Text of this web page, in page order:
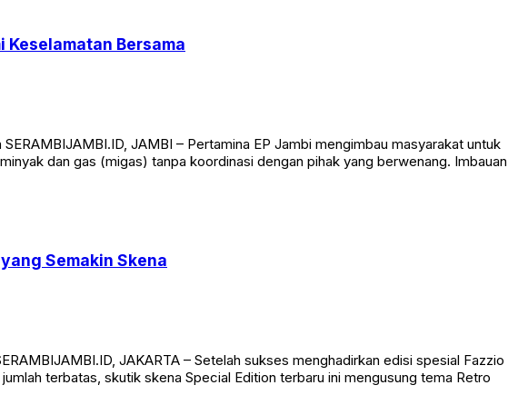
Keselamatan Bersama
JAMBI – Pertamina EP Jambi mengimbau masyarakat untuk
dan gas (migas) tanpa koordinasi dengan pihak yang berwenang. Imbauan
Semakin Skena
JAKARTA – Setelah sukses menghadirkan edisi spesial Fazzio
terbatas, skutik skena Special Edition terbaru ini mengusung tema Retro